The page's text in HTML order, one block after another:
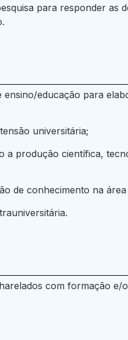
para responder as
educação para
universitária;
a produção científica,
de conhecimento na
com formação e/